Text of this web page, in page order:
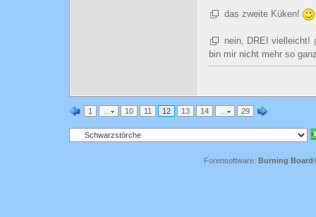
das zweite Küken!
nein, DREI vielleicht!
bin mir nicht mehr so
1 10 11 12 13 14 29
Forensoftware: Burning